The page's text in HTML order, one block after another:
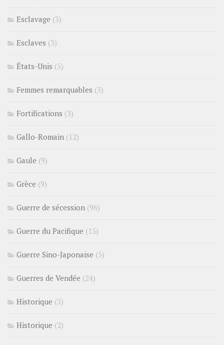
Esclavage (3)
Esclaves (3)
États-Unis (5)
Femmes remarquables (3)
Fortifications (3)
Gallo-Romain (12)
Gaule (9)
Grèce (9)
Guerre de sécession (96)
Guerre du Pacifique (15)
Guerre Sino-Japonaise (5)
Guerres de Vendée (24)
Historique (5)
Historique (2)